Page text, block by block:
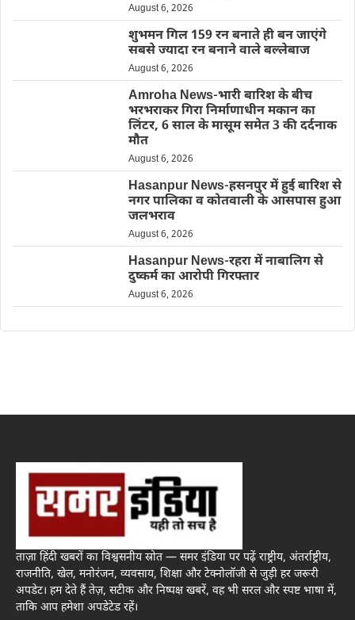
August 6, 2026
शुभमन गिल 159 रन बनाते ही बन जाएंगे
सबसे ज्यादा रन बनाने वाले बल्लेबाज
August 6, 2026
Amroha News-भारी बारिश के बीच
भरभराकर गिरा निर्माणाधीन मकान का
लिंटर, 6 साल के मासूम समेत 3 की दर्दनाक
मौत
August 6, 2026
Hasanpur News-हसनपुर में हुई बारिश से
नगर पालिका व कोतवाली के आसपास हुआ
जलभराव
August 6, 2026
Hasanpur News-रहरा में नाबालिग से
दुष्कर्म का आरोपी गिरफ्तार
August 6, 2026
ताज़ा हिंदी खबरों का विश्वसनीय स्रोत — समर इंडिया पर पढ़ें राष्ट्रीय, अंतर्राष्ट्रीय,
राजनीति, खेल, मनोरंजन, व्यवसाय, शिक्षा और टेक्नोलॉजी से जुड़ी हर जरूरी
अपडेट। हम देते हैं तेज़, सटीक और निष्पक्ष खबरें, वह भी सरल और स्पष्ट भाषा में,
ताकि आप हमेशा अपडेटेड रहें।